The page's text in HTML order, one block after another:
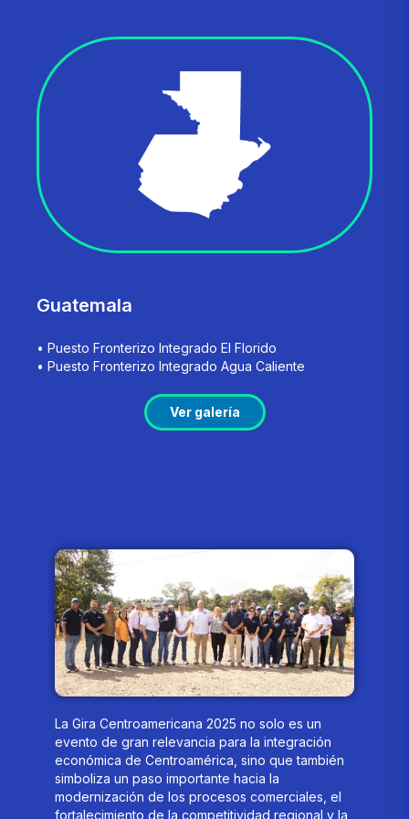
Guatemala
• Puesto Fronterizo Integrado El Florido
• Puesto Fronterizo Integrado Agua Caliente
Ver galería
La Gira Centroamericana 2025 no solo es un
evento de gran relevancia para la integración
económica de Centroamérica, sino que también
simboliza un paso importante hacia la
modernización de los procesos comerciales, el
fortalecimiento de la competitividad regional y la